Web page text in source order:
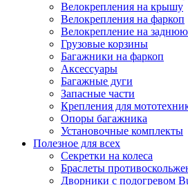
Велокрепления на крышу
Велокрепления на фаркоп
Велокрепление на
Грузовые корзины
Багажники на фаркоп
Аксессуары
Багажные дуги
Запасные части
Крепления для
Опоры багажника
Установочные комплекты
Полезное для всех
Секретки на колеса
Браслеты
Дворники с подогревом